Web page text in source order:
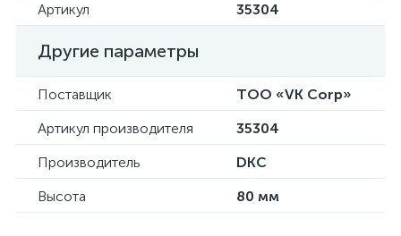
Артикул
35304
Другие параметры
Поставщик
ТОО «VK Corp»
Артикул производителя
35304
Производитель
DKC
Высота
80 мм